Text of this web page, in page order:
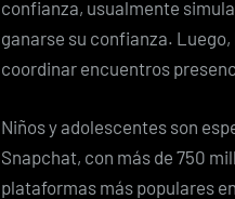
confianza, usualmente
ganarse su confianza.
coordinar encuentros
Niños y adolescentes son
Snapchat, con más de 750
plataformas más populares